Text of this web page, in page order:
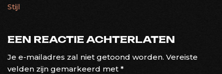
Stijl
EEN REACTIE ACHTERLATEN
Je e-mailadres zal niet getoond worden. Vereiste
velden zijn gemarkeerd met *